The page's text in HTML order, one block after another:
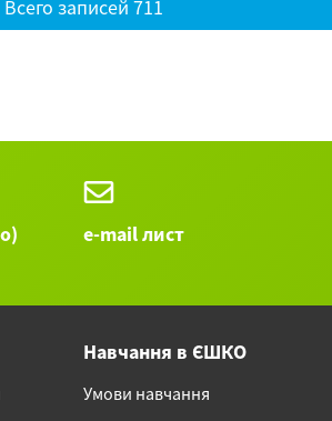
Всего записей 711
e-mail лист
Навчання в ЄШКО
Умови навчання